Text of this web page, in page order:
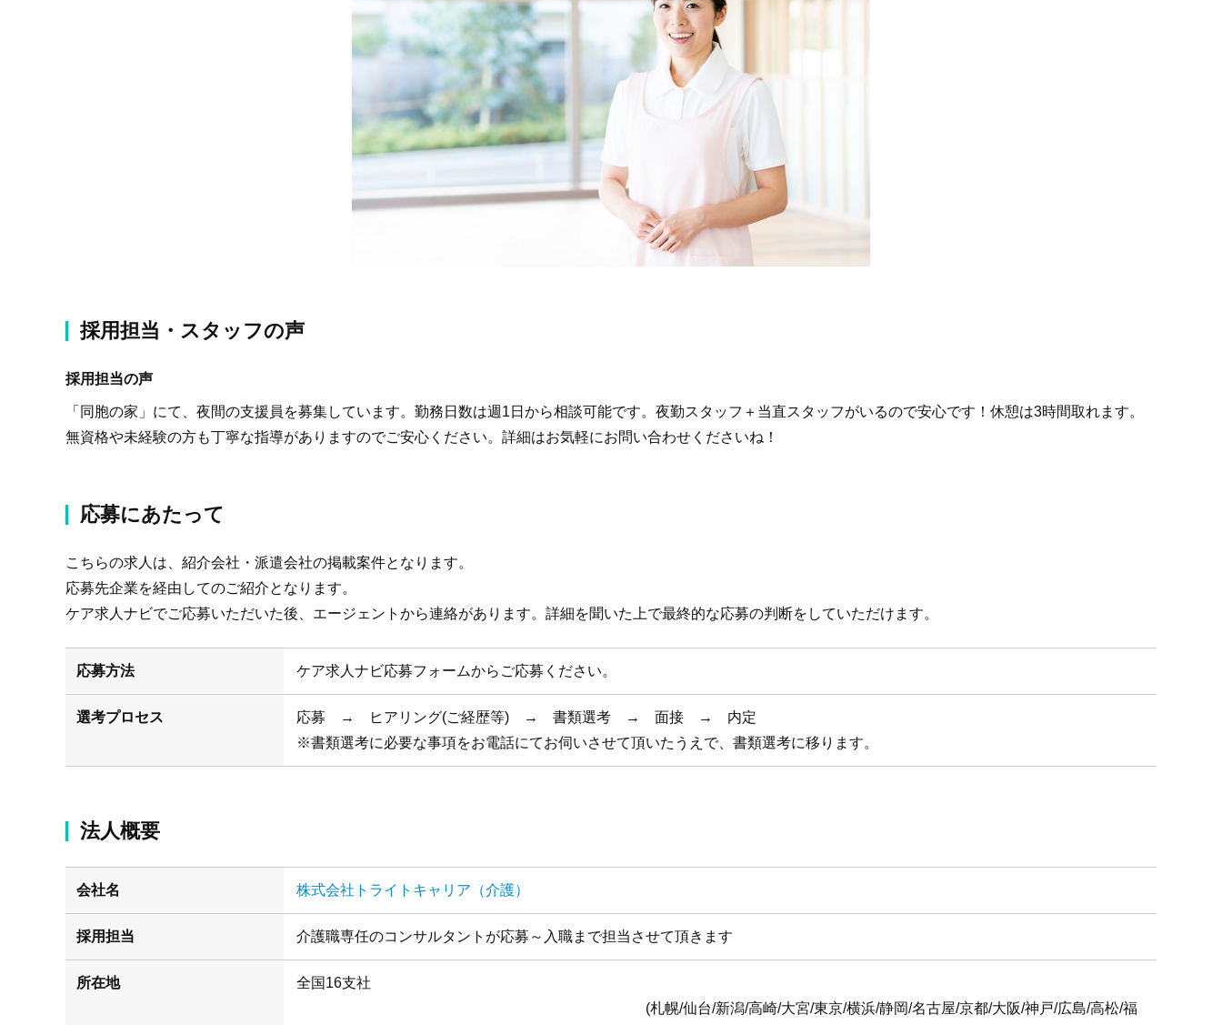
採用担当・スタッフの声
採用担当の声
「同胞の家」にて、夜間の支援員を募集しています。勤務日数は週1日から相談可能です。夜勤スタッフ＋当直スタッフがいるので安心です！休憩は3時間取れます。
無資格や未経験の方も丁寧な指導がありますのでご安心ください。詳細はお気軽にお問い合わせくださいね！
応募にあたって
こちらの求人は、紹介会社・派遣会社の掲載案件となります。
応募先企業を経由してのご紹介となります。
ケア求人ナビでご応募いただいた後、エージェントから連絡があります。詳細を聞いた上で最終的な応募の判断をしていただけます。
応募方法 ケア求人ナビ応募フォームからご応募ください。
選考プロセス
応募 → ヒアリング(ご経歴等) → 書類選考 → 面接 → 内定
※書類選考に必要な事項をお電話にてお伺いさせて頂いたうえで、書類選考に移ります。
法人概要
会社名 株式会社トライトキャリア（介護）
採用担当 介護職専任のコンサルタントが応募～入職まで担当させて頂きます
所在地
全国16支社
(札幌/仙台/新潟/高崎/大宮/東京/横浜/静岡/名古屋/京都/大阪/神戸/広島/高松/福